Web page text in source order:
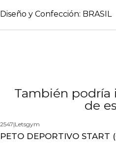
Diseño y Confección: BRASIL
También podría
de
-50%
2547|Letsgym
PETO DEPORTIVO START